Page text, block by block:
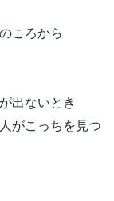
ころから
出ないとき
がこっちを見つ